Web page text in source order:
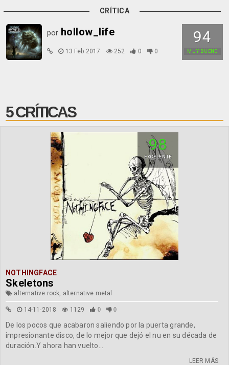
CRÍTICA
94
MUY BUENO
por hollow_life
13 Feb 2017 252 0 0
5 CRÍTICAS
98
EXCELENTE
NOTHINGFACE
Skeletons
alternative rock, alternative metal
14-11-2018 1129 0 0
De los pocos que acabaron saliendo por la puerta grande,
impresionante disco, de lo mejor que dejó el nu en su década de
duración.Y ahora han vuelto...
LEER MÁS